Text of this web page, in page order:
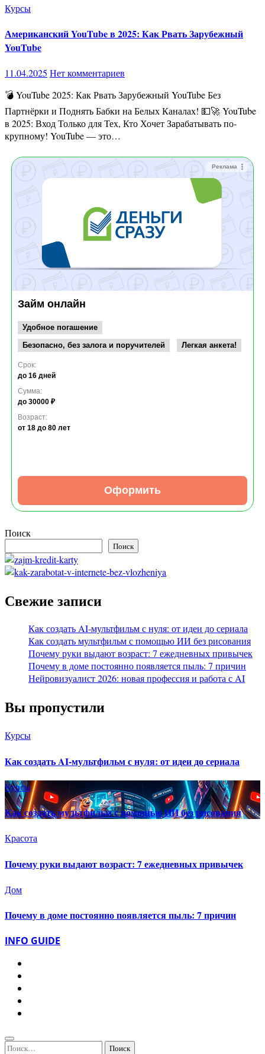
Курсы
Американский YouTube в 2025: Как Рвать Зарубежный
YouTube
11.04.2025 Нет комментариев
💣 YouTube 2025: Как Рвать Зарубежный YouTube Без
Партнёрки и Поднять Бабки на Белых Каналах! 💵🚀 YouTube
в 2025: Вход Только для Тех, Кто Хочет Зарабатывать по-
крупному! YouTube — это…
Реклама
Займ онлайн
Удобное погашение
Безопасно, без залога и поручителей
Легкая анкета!
Срок:
до 16 дней
Сумма:
до 30000 ₽
Возраст:
от 18 до 80 лет
Оформить
Поиск
Поиск
Свежие записи
Как создать AI-мультфильм с нуля: от идеи до сериала
Как создать мультфильм с помощью ИИ без рисования
Почему руки выдают возраст: 7 ежедневных привычек
Почему в доме постоянно появляется пыль: 7 причин
Нейровизуалист 2026: новая профессия и работа с AI
Вы пропустили
Курсы
Как создать AI-мультфильм с нуля: от идеи до сериала
Курсы
Как создать мультфильм с помощью ИИ без рисования
Красота
Почему руки выдают возраст: 7 ежедневных привычек
Дом
Почему в доме постоянно появляется пыль: 7 причин
INFO GUIDE
Найти: